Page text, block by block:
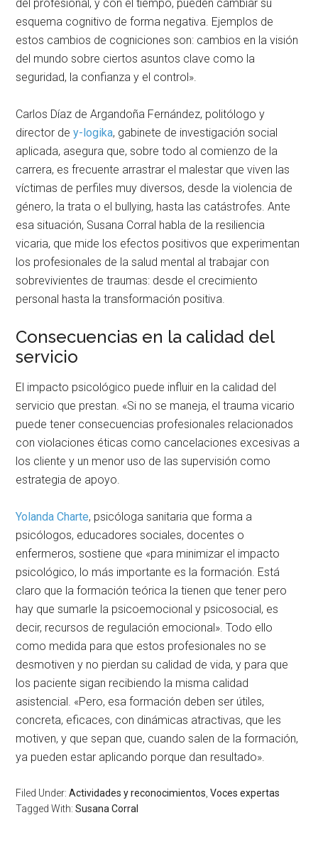
del profesional, y con el tiempo, pueden cambiar su
esquema cognitivo de forma negativa. Ejemplos de
estos cambios de cogniciones son: cambios en la visión
del mundo sobre ciertos asuntos clave como la
seguridad, la confianza y el control».
Carlos Díaz de Argandoña Fernández, politólogo y
director de y-logika, gabinete de investigación social
aplicada, asegura que, sobre todo al comienzo de la
carrera, es frecuente arrastrar el malestar que viven las
víctimas de perfiles muy diversos, desde la violencia de
género, la trata o el bullying, hasta las catástrofes. Ante
esa situación, Susana Corral habla de la resiliencia
vicaria, que mide los efectos positivos que experimentan
los profesionales de la salud mental al trabajar con
sobrevivientes de traumas: desde el crecimiento
personal hasta la transformación positiva.
Consecuencias en la calidad del
servicio
El impacto psicológico puede influir en la calidad del
servicio que prestan. «Si no se maneja, el trauma vicario
puede tener consecuencias profesionales relacionados
con violaciones éticas como cancelaciones excesivas a
los cliente y un menor uso de las supervisión como
estrategia de apoyo.
Yolanda Charte, psicóloga sanitaria que forma a
psicólogos, educadores sociales, docentes o
enfermeros, sostiene que «para minimizar el impacto
psicológico, lo más importante es la formación. Está
claro que la formación teórica la tienen que tener pero
hay que sumarle la psicoemocional y psicosocial, es
decir, recursos de regulación emocional». Todo ello
como medida para que estos profesionales no se
desmotiven y no pierdan su calidad de vida, y para que
los paciente sigan recibiendo la misma calidad
asistencial. «Pero, esa formación deben ser útiles,
concreta, eficaces, con dinámicas atractivas, que les
motiven, y que sepan que, cuando salen de la formación,
ya pueden estar aplicando porque dan resultado».
Filed Under:Actividades y reconocimientos ,Voces expertas
Tagged With:Susana Corral